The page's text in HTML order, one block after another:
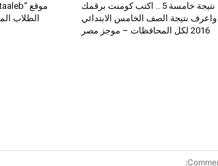
نتيجة خامسة 5 .. اكتب كومنت برقمك
واعرف نتيجة الصف الخامس الابتدائي
2016 لكل المحافظات – موجز مصر